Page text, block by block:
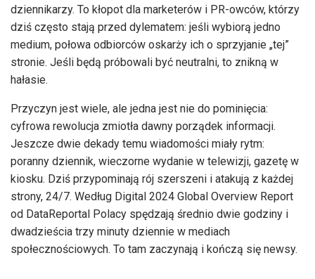
dziennikarzy. To kłopot dla marketerów i PR-owców, którzy
dziś często stają przed dylematem: jeśli wybiorą jedno
medium, połowa odbiorców oskarży ich o sprzyjanie „tej”
stronie. Jeśli będą próbowali być neutralni, to znikną w
hałasie.
Przyczyn jest wiele, ale jedna jest nie do pominięcia:
cyfrowa rewolucja zmiotła dawny porządek informacji.
Jeszcze dwie dekady temu wiadomości miały rytm:
poranny dziennik, wieczorne wydanie w telewizji, gazetę w
kiosku. Dziś przypominają rój szerszeni i atakują z każdej
strony, 24/7. Według Digital 2024 Global Overview Report
od DataReportal Polacy spędzają średnio dwie godziny i
dwadzieścia trzy minuty dziennie w mediach
społecznościowych. To tam zaczynają i kończą się newsy.